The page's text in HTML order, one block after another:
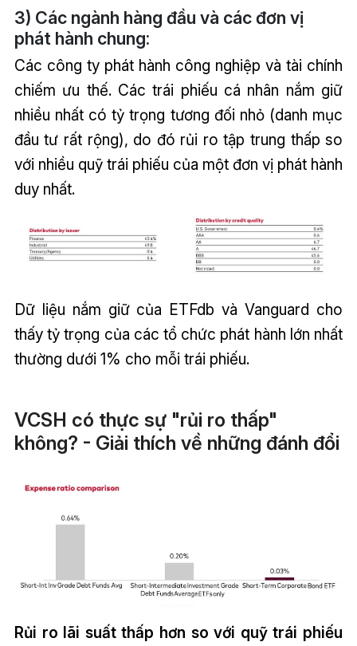
3) Các ngành hàng đầu và các đơn vị
phát hành chung:
Các công ty phát hành công nghiệp và tài chính
chiếm ưu thế. Các trái phiếu cá nhân nắm giữ
nhiều nhất có tỷ trọng tương đối nhỏ (danh mục
đầu tư rất rộng), do đó rủi ro tập trung thấp so
với nhiều quỹ trái phiếu của một đơn vị phát hành
duy nhất.
Dữ liệu nắm giữ của ETFdb và Vanguard cho
thấy tỷ trọng của các tổ chức phát hành lớn nhất
thường dưới 1% cho mỗi trái phiếu.
VCSH có thực sự "rủi ro thấp"
không? - Giải thích về những đánh đổi
Rủi ro lãi suất thấp hơn so với quỹ trái phiếu